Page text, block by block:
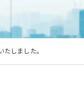
しました。